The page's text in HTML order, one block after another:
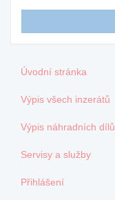
Úvodní stránka
Výpis všech inzerátů
Výpis náhradních dílů
Servisy a služby
Přihlášení